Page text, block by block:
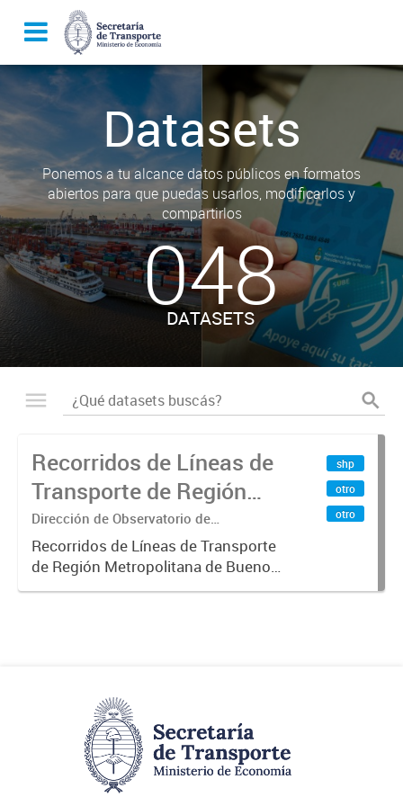
Datasets
Ponemos a tu alcance datos públicos en formatos
abiertos para que puedas usarlos, modificarlos y
compartirlos
048
DATASETS
Recorridos de Líneas de
Transporte de Región
Metropolitana de
Buenos Aires (RMBA)
Dirección de Observatorio de
Transporte, Estudio y Sistemas
Recorridos de Líneas de Transporte
de Región Metropolitana de Buenos
Aires (RMBA).-
shp
otro
otro